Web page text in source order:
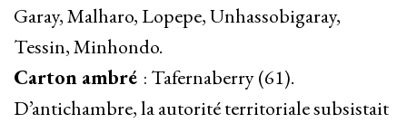
Garay, Malharo, Lopepe, Unhassobigaray,
Tessin, Minhondo.
Carton ambré : Tafernaberry (61).
D’antichambre, la autorité territoriale subsistait